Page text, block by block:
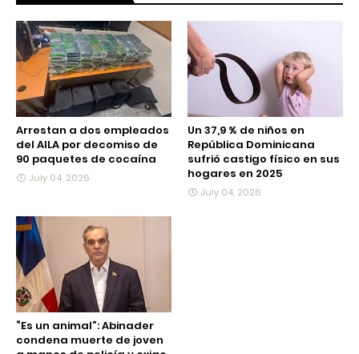
Arrestan a dos empleados
del AILA por decomiso de
90 paquetes de cocaína
July 04, 2026
Un 37,9 % de niños en
República Dominicana
sufrió castigo físico en sus
hogares en 2025
July 04, 2026
“Es un animal”: Abinader
condena muerte de joven